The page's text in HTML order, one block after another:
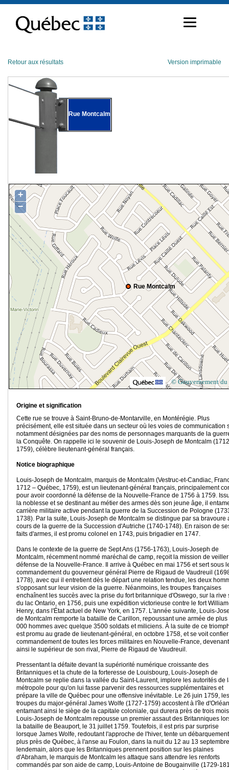
contenu
Retour aux résultats Version imprimable
Rue Montcalm
Rue Montcalm
+
−
© Gouvernement du
Origine et signification
Cette rue se trouve à Saint-Bruno-de-Montarville, en Montérégie. Plus
précisément, elle est située dans un secteur où les voies de communication
notamment désignées par des noms de personnages marquants de la
la Conquête. On rappelle ici le souvenir de Louis-Joseph de Montcalm
1759), célèbre lieutenant-général français.
Notice biographique
Louis-Joseph de Montcalm, marquis de Montcalm (Vestruc-et-Candiac,
1712 – Québec, 1759), est un lieutenant-général français, principalement
pour avoir coordonné la défense de la Nouvelle-France de 1756 à 1759.
la noblesse et se destinant au métier des armes dès son jeune âge, il
carrière militaire active pendant la guerre de la Succession de Pologne
1738). Par la suite, Louis-Joseph de Montcalm se distingue par sa bravoure
cours de la guerre de la Succession d'Autriche (1740-1748). En raison de
faits d'armes, il est promu colonel en 1743, puis brigadier en 1747.
Dans le contexte de la guerre de Sept Ans (1756-1763), Louis-Joseph de
Montcalm, récemment nommé maréchal de camp, reçoit la mission de
défense de la Nouvelle-France. Il arrive à Québec en mai 1756 et sert sous
commandement du gouverneur général Pierre de Rigaud de Vaudreuil
1778), avec qui il entretient dès le départ une relation tendue, les deux
s'opposant sur leur vision de la guerre. Néanmoins, les troupes françaises
enchaînent les succès avec la prise du fort britannique d'Oswego, sur la rive
du lac Ontario, en 1756, puis une expédition victorieuse contre le fort
Henry, dans l'État actuel de New York, en 1757. L'année suivante, Louis-
de Montcalm remporte la bataille de Carillon, repoussant une armée de plus
000 hommes avec quelque 3500 soldats et miliciens. À la suite de ce
est promu au grade de lieutenant-général, en octobre 1758, et se voit
commandement de toutes les forces militaires en Nouvelle-France, devenant
ainsi le supérieur de son rival, Pierre de Rigaud de Vaudreuil.
Pressentant la défaite devant la supériorité numérique croissante des
Britanniques et la chute de la forteresse de Louisbourg, Louis-Joseph de
Montcalm se replie dans la vallée du Saint-Laurent, implore les autorités de
métropole pour qu'on lui fasse parvenir des ressources supplémentaires et
prépare la ville de Québec pour une offensive inévitable. Le 26 juin 1759, les
troupes du major-général James Wolfe (1727-1759) accostent à l'île
entamant ainsi le siège de la capitale coloniale, qui durera près de trois
Louis-Joseph de Montcalm repousse un premier assaut des Britanniques
la bataille de Beauport, le 31 juillet 1759. Toutefois, il est pris par surprise
lorsque James Wolfe, redoutant l'approche de l'hiver, tente un débarquement
plus près de Québec, à l'anse au Foulon, dans la nuit du 12 au 13
lendemain, alors que les Britanniques prennent position sur les plaines
d'Abraham, le marquis de Montcalm les attaque sans attendre les renforts
commandés par son aide de camp, Louis-Antoine de Bougainville (1729-